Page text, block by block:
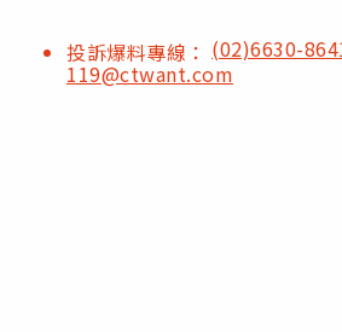
投訴爆料專線： (02)6630-
119@ctwant.com